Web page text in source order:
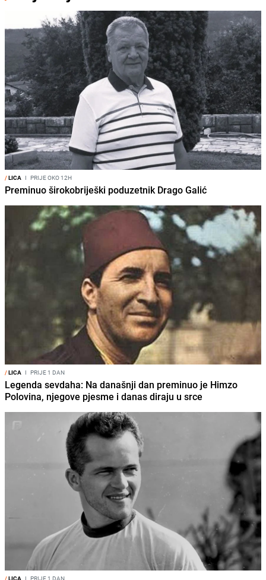
/LICA I PRIJE OKO 12H
Preminuo širokobriješki poduzetnik Drago Galić
/LICA I PRIJE 1 DAN
Legenda sevdaha: Na današnji dan preminuo je Himzo
Polovina, njegove pjesme i danas diraju u srce